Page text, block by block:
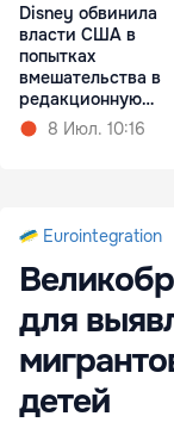
Disney обвинила
власти США в
попытках
вмешательства в
редакционную
политику
8 Июл. 10:16
Eurointegration
для
детей